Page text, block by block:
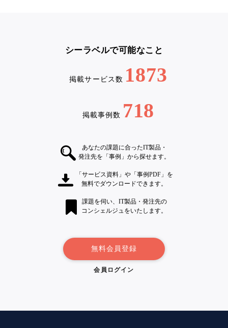
シーラベルで可能なこと
掲載サービス数 1873
掲載事例数 718
あなたの課題に合ったIT製品・
発注先を「事例」から探せます。
「サービス資料」や「事例PDF」を
無料でダウンロードできます。
課題を伺い、IT製品・発注先の
コンシェルジュをいたします。
無料会員登録
会員ログイン